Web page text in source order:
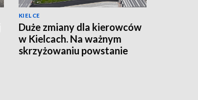
KIELCE
Duże zmiany dla kierowców
w Kielcach. Na ważnym
skrzyżowaniu powstanie